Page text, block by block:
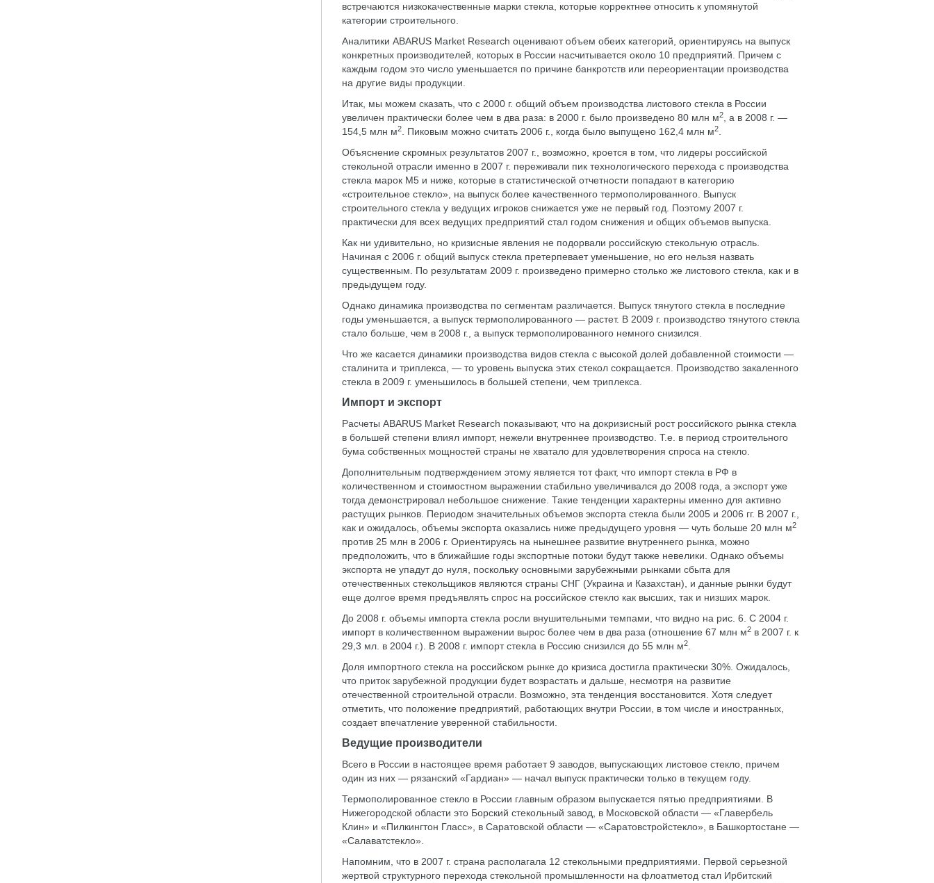
встречаются низкокачественные марки стекла, которые корректнее относить к упомянутой
категории строительного.
Аналитики ABARUS Market Research оценивают объем обеих категорий, ориентируясь на выпуск
конкретных производителей, которых в России насчитывается около 10 предприятий. Причем с
каждым годом это число уменьшается по причине банкротств или переориентации производства
на другие виды продукции.
Итак, мы можем сказать, что с 2000 г. общий объем производства листового стекла в России
увеличен практически более чем в два раза: в 2000 г. было произведено 80 млн м2
, а в 2008 г. —
154,5 млн м2 . Пиковым можно считать 2006 г., когда было выпущено 162,4 млн м2
Объяснение скромных результатов 2007 г., возможно, кроется в том, что лидеры российской
стекольной отрасли именно в 2007 г. переживали пик технологического перехода с производства
стекла марок М5 и ниже, которые в статистической отчетности попадают в категорию
«строительное стекло», на выпуск более качественного термополированного. Выпуск
строительного стекла у ведущих игроков снижается уже не первый год. Поэтому 2007 г.
практически для всех ведущих предприятий стал годом снижения и общих объемов выпуска.
Как ни удивительно, но кризисные явления не подорвали российскую стекольную отрасль.
Начиная с 2006 г. общий выпуск стекла претерпевает уменьшение, но его нельзя назвать
существенным. По результатам 2009 г. произведено примерно столько же листового стекла, как и в
предыдущем году.
Однако динамика производства по сегментам различается. Выпуск тянутого стекла в последние
годы уменьшается, а выпуск термополированного — растет. В 2009 г. производство тянутого стекла
стало больше, чем в 2008 г., а выпуск термополированного немного снизился.
Что же касается динамики производства видов стекла с высокой долей добавленной стоимости —
сталинита и триплекса, — то уровень выпуска этих стекол сокращается. Производство закаленного
стекла в 2009 г. уменьшилось в большей степени, чем триплекса.
Импорт и экспорт
Расчеты ABARUS Market Research показывают, что на докризисный рост российского рынка стекла
в большей степени влиял импорт, нежели внутреннее производство. Т.е. в период строительного
бума собственных мощностей страны не хватало для удовлетворения спроса на стекло.
Дополнительным подтверждением этому является тот факт, что импорт стекла в РФ в
количественном и стоимостном выражении стабильно увеличивался до 2008 года, а экспорт уже
тогда демонстрировал небольшое снижение. Такие тенденции характерны именно для активно
растущих рынков. Периодом значительных объемов экспорта стекла были 2005 и 2006 гг. В 2007 г.,
как и ожидалось, объемы экспорта оказались ниже предыдущего уровня — чуть больше 20 млн м2
против 25 млн в 2006 г. Ориентируясь на нынешнее развитие внутреннего рынка, можно
предположить, что в ближайшие годы экспортные потоки будут также невелики. Однако объемы
экспорта не упадут до нуля, поскольку основными зарубежными рынками сбыта для
отечественных стекольщиков являются страны СНГ (Украина и Казахстан), и данные рынки будут
еще долгое время предъявлять спрос на российское стекло как высших, так и низших марок.
До 2008 г. объемы импорта стекла росли внушительными темпами, что видно на рис. 6. С 2004 г.
импорт в количественном выражении вырос более чем в два раза (отношение 67 млн м2 в 2007 г. к
29,3 мл. в 2004 г.). В 2008 г. импорт стекла в Россию снизился до 55 млн м2
Доля импортного стекла на российском рынке до кризиса достигла практически 30%. Ожидалось,
что приток зарубежной продукции будет возрастать и дальше, несмотря на развитие
отечественной строительной отрасли. Возможно, эта тенденция восстановится. Хотя следует
отметить, что положение предприятий, работающих внутри России, в том числе и иностранных,
создает впечатление уверенной стабильности.
Ведущие производители
Всего в России в настоящее время работает 9 заводов, выпускающих листовое стекло, причем
один из них — рязанский «Гардиан» — начал выпуск практически только в текущем году.
Термополированное стекло в России главным образом выпускается пятью предприятиями. В
Нижегородской области это Борский стекольный завод, в Московской области — «Главербель
Клин» и «Пилкингтон Гласс», в Саратовской области — «Саратовстройстекло», в Башкортостане —
«Салаватстекло».
Напомним, что в 2007 г. страна располагала 12 стекольными предприятиями. Первой серьезной
жертвой структурного перехода стекольной промышленности на флоатметод стал Ирбитский